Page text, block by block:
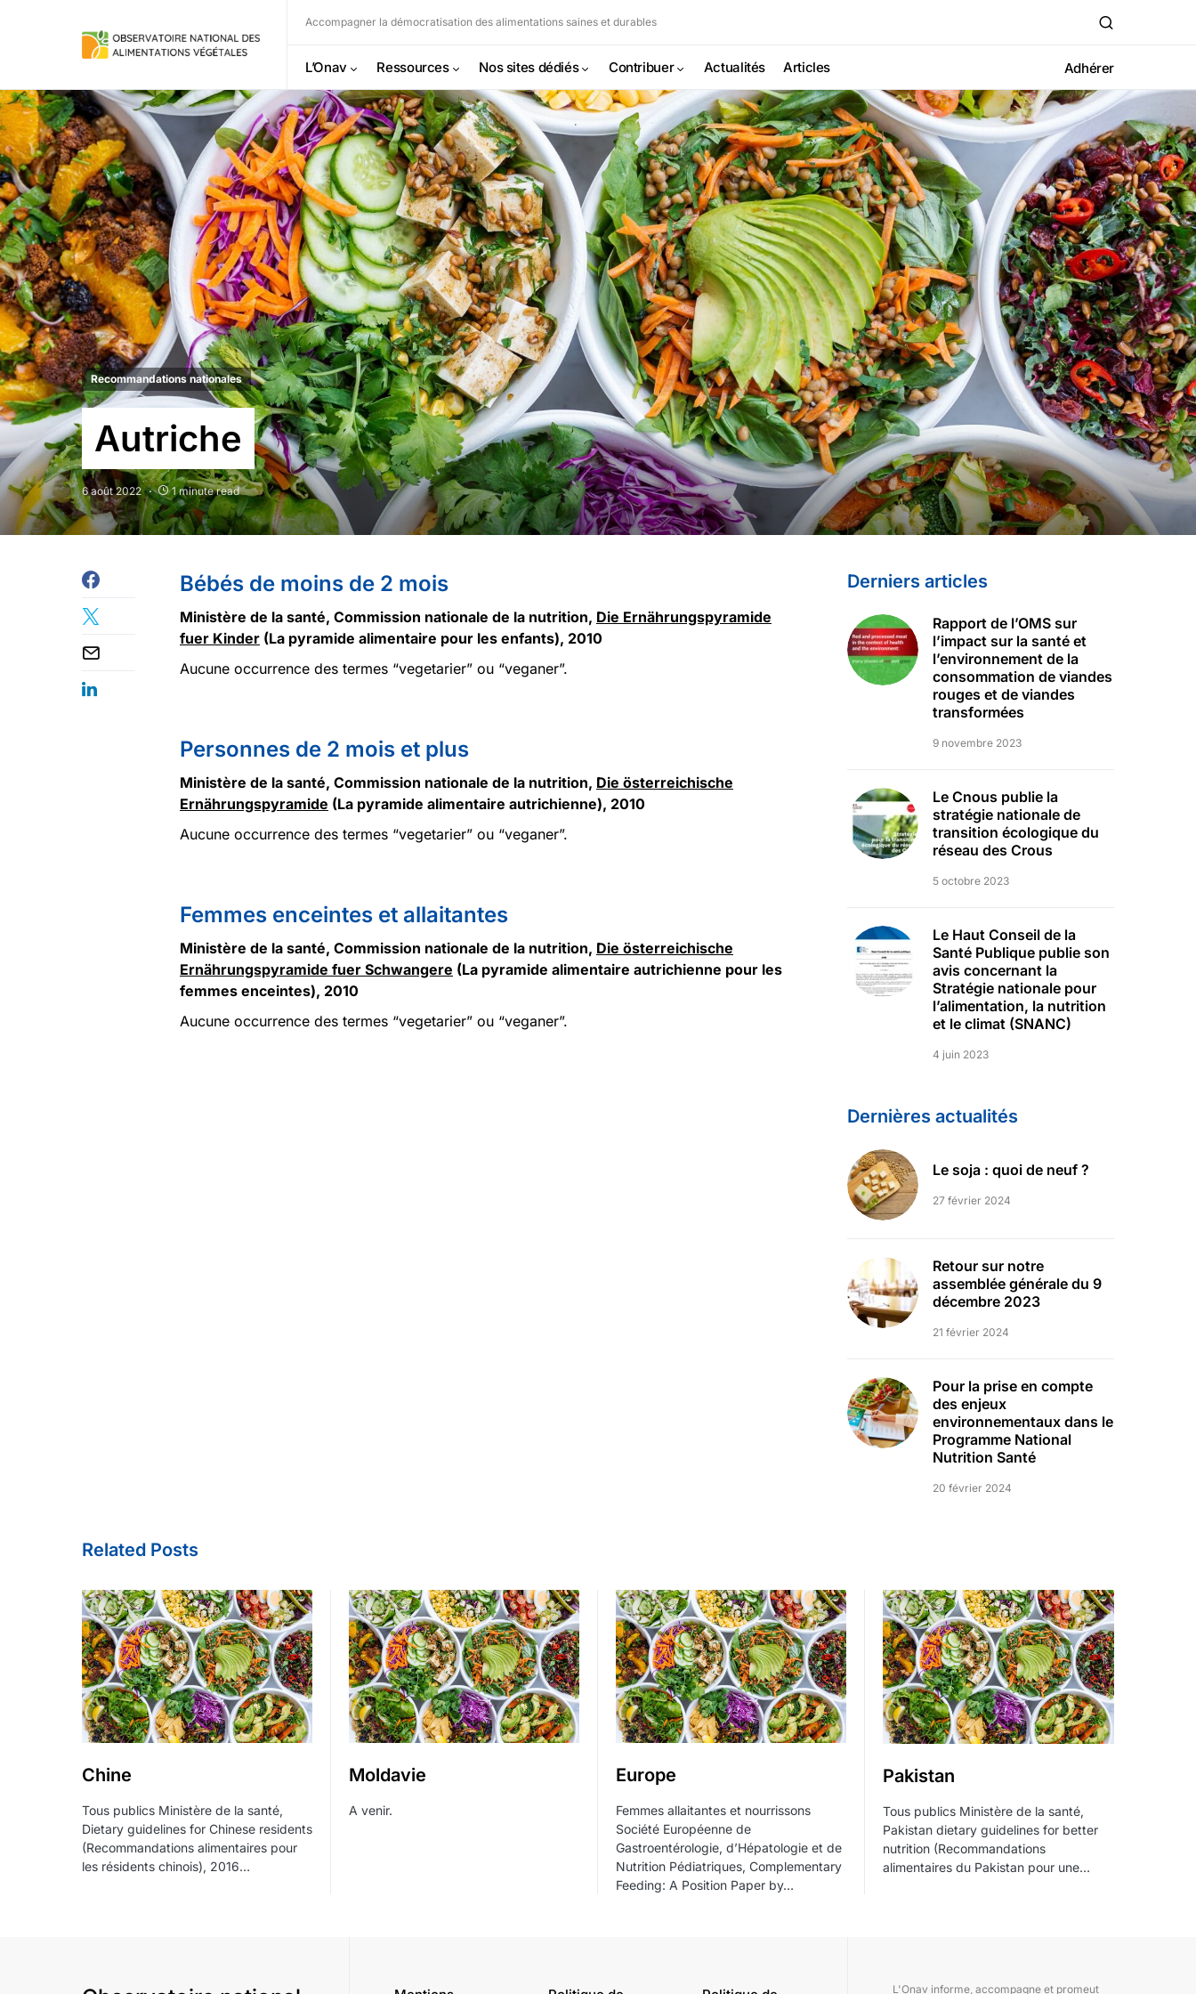
Accompagner la démocratisation des alimentations saines et durables
L’Onav Ressources Nos sites dédiés Contribuer Actualités Articles Adhérer
Recommandations nationales
Autriche
6 août 2022 1 minute read
Bébés de moins de 2 mois
Ministère de la santé, Commission nationale de la nutrition, Die Ernährungspyramide
fuer Kinder (La pyramide alimentaire pour les enfants), 2010
Aucune occurrence des termes “vegetarier” ou “veganer”.
Personnes de 2 mois et plus
Ministère de la santé, Commission nationale de la nutrition, Die österreichische
Ernährungspyramide (La pyramide alimentaire autrichienne), 2010
Aucune occurrence des termes “vegetarier” ou “veganer”.
Femmes enceintes et allaitantes
Ministère de la santé, Commission nationale de la nutrition, Die österreichische
Ernährungspyramide fuer Schwangere (La pyramide alimentaire autrichienne pour les
femmes enceintes), 2010
Aucune occurrence des termes “vegetarier” ou “veganer”.
Derniers articles
Rapport de l’OMS sur
l’impact sur la santé et
l’environnement de la
consommation de viandes
rouges et de viandes
transformées
9 novembre 2023
Le Cnous publie la
stratégie nationale de
transition écologique du
réseau des Crous
5 octobre 2023
Le Haut Conseil de la
Santé Publique publie son
avis concernant la
Stratégie nationale pour
l’alimentation, la nutrition
et le climat (SNANC)
4 juin 2023
Dernières actualités
Le soja : quoi de neuf ?
27 février 2024
Retour sur notre
assemblée générale du 9
décembre 2023
21 février 2024
Pour la prise en compte
des enjeux
environnementaux dans le
Programme National
Nutrition Santé
20 février 2024
Related Posts
Chine
Tous publics Ministère de la santé,
Dietary guidelines for Chinese residents
(Recommandations alimentaires pour
les résidents chinois), 2016…
Moldavie
A venir.
Europe
Femmes allaitantes et nourrissons
Société Européenne de
Gastroentérologie, d’Hépatologie et de
Nutrition Pédiatriques, Complementary
Feeding: A Position Paper by…
Pakistan
Tous publics Ministère de la santé,
Pakistan dietary guidelines for better
nutrition (Recommandations
alimentaires du Pakistan pour une…
L'Onav informe, accompagne et promeut